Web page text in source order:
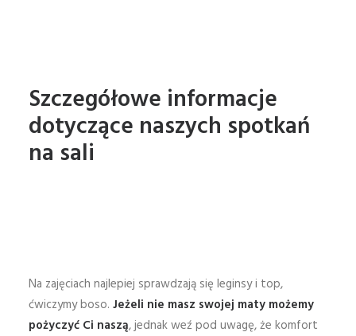
Szczegółowe informacje
dotyczące naszych spotkań
na sali
Na zajęciach najlepiej sprawdzają się leginsy i top,
ćwiczymy boso. Jeżeli nie masz swojej maty możemy
pożyczyć Ci naszą, jednak weź pod uwagę, że komfort